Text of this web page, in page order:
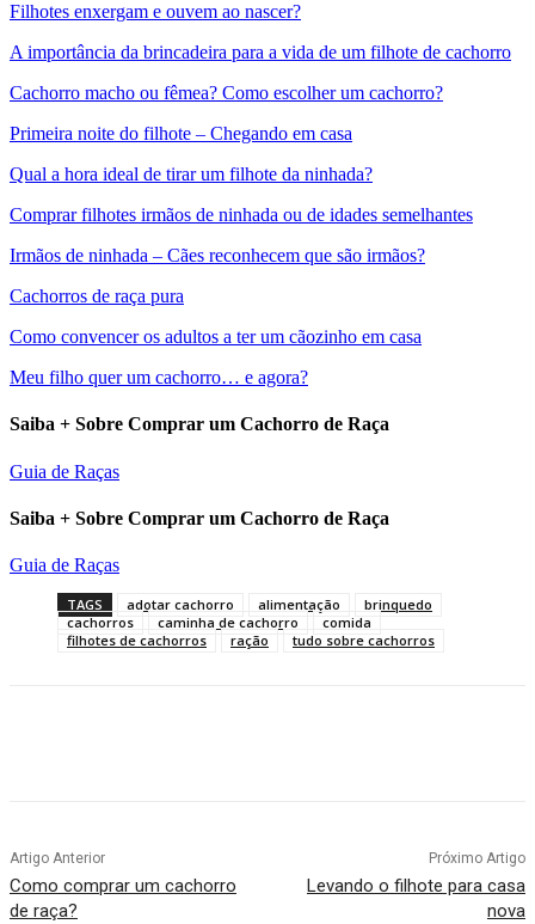
Filhotes enxergam e ouvem ao nascer?
A importância da brincadeira para a vida de um filhote de cachorro
Cachorro macho ou fêmea? Como escolher um cachorro?
Primeira noite do filhote – Chegando em casa
Qual a hora ideal de tirar um filhote da ninhada?
Comprar filhotes irmãos de ninhada ou de idades semelhantes
Irmãos de ninhada – Cães reconhecem que são irmãos?
Cachorros de raça pura
Como convencer os adultos a ter um cãozinho em casa
Meu filho quer um cachorro… e agora?
Saiba + Sobre Comprar um Cachorro de Raça
Guia de Raças
Saiba + Sobre Comprar um Cachorro de Raça
Guia de Raças
TAGS adotar cachorro alimentação
brinquedo
cachorros
caminha de cachorro
comida
filhotes de cachorros
ração tudo sobre cachorros
Artigo Anterior
Como comprar um cachorro
de raça?
Próximo Artigo
Levando o filhote para casa
nova